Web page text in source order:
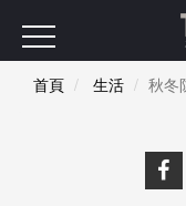
首頁 生活 秋冬